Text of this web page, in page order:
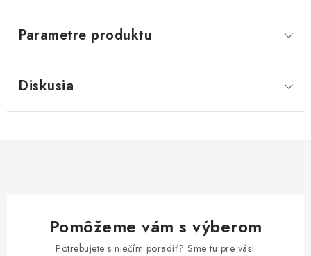
Parametre produktu
Diskusia
Pomôžeme vám s výberom
Potrebujete s niečím poradiť? Sme tu pre vás!